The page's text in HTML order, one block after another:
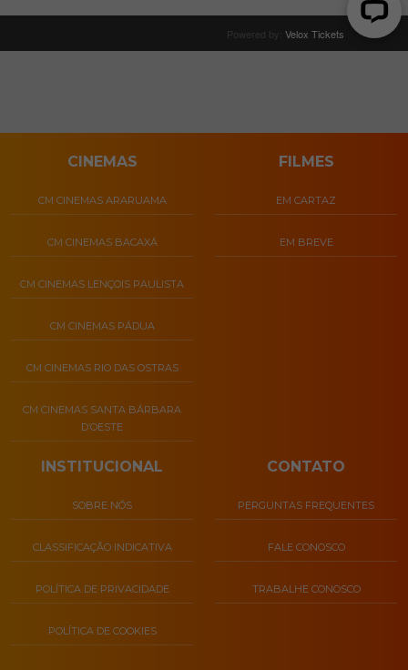
CINEMAS
CM CINEMAS ARARUAMA
CM CINEMAS BACAXÁ
CM CINEMAS LENÇOIS PAULISTA
CM CINEMAS PÁDUA
CM CINEMAS RIO DAS OSTRAS
CM CINEMAS SANTA BÁRBARA
D’OESTE
FILMES
EM CARTAZ
EM BREVE
INSTITUCIONAL
SOBRE NÓS
CLASSIFICAÇÃO INDICATIVA
POLÍTICA DE PRIVACIDADE
POLÍTICA DE COOKIES
CONTATO
PERGUNTAS FREQUENTES
FALE CONOSCO
TRABALHE CONOSCO